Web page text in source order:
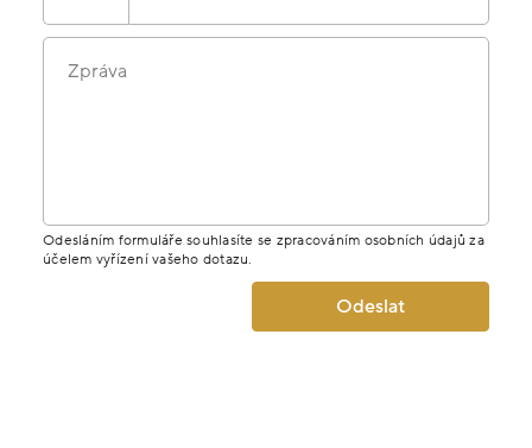
Zpráva
Odesláním formuláře souhlasíte se zpracováním osobních údajů za
účelem vyřízení vašeho dotazu.
Odeslat